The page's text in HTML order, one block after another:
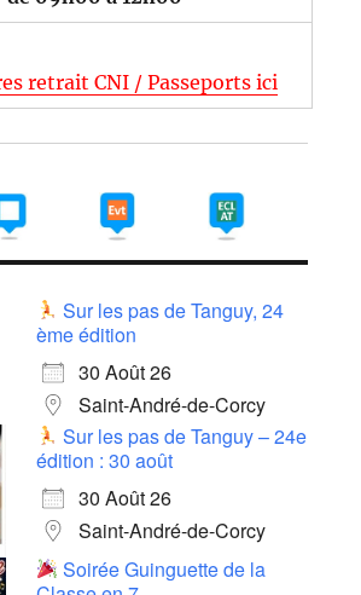
retrait CNI / Passeports ici
Sur les pas de Tanguy, 24
ème édition
30 Août 26
Saint-André-de-Corcy
Sur les pas de Tanguy – 24e
édition : 30 août
30 Août 26
Saint-André-de-Corcy
Soirée Guinguette de la